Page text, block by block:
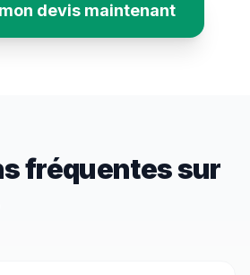
devis maintenant
fréquentes sur